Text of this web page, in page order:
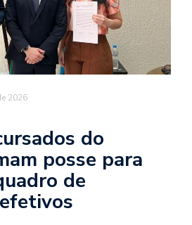
2026
do
posse para
de